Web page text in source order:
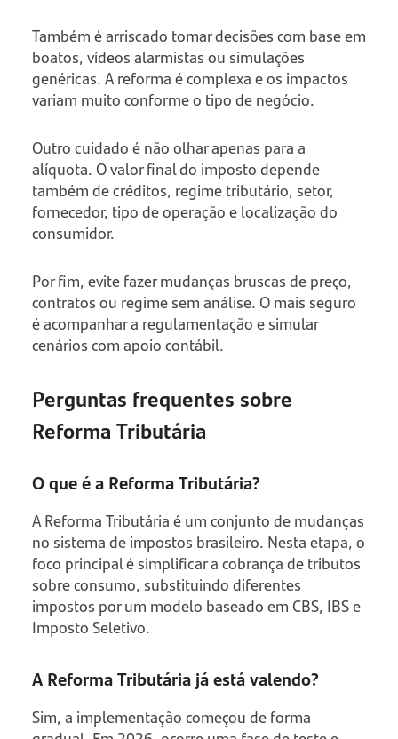
Também é arriscado tomar decisões com base em
boatos, vídeos alarmistas ou simulações
genéricas. A reforma é complexa e os impactos
variam muito conforme o tipo de negócio.
Outro cuidado é não olhar apenas para a
alíquota. O valor final do imposto depende
também de créditos, regime tributário, setor,
fornecedor, tipo de operação e localização do
consumidor.
Por fim, evite fazer mudanças bruscas de preço,
contratos ou regime sem análise. O mais seguro
é acompanhar a regulamentação e simular
cenários com apoio contábil.
Perguntas frequentes sobre
Reforma Tributária
O que é a Reforma Tributária?
A Reforma Tributária é um conjunto de mudanças
no sistema de impostos brasileiro. Nesta etapa, o
foco principal é simplificar a cobrança de tributos
sobre consumo, substituindo diferentes
impostos por um modelo baseado em CBS, IBS e
Imposto Seletivo.
A Reforma Tributária já está valendo?
Sim, a implementação começou de forma